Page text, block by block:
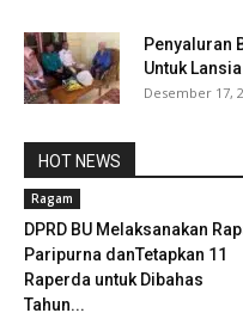
Penyaluran
Untuk
Desember 17,
HOT NEWS
Ragam
DPRD BU Melaksanakan
Paripurna danTetapkan 11
Raperda untuk Dibahas
Tahun...